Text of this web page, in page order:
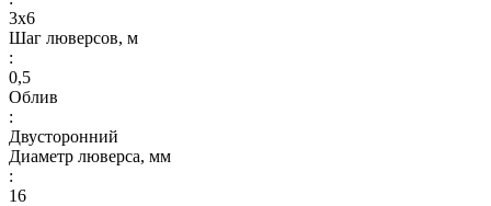
3х6
Шаг люверсов, м
:
0,5
Облив
:
Двусторонний
Диаметр люверса, мм
:
16